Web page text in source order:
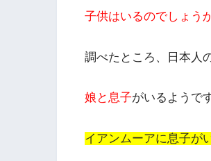
子供はいるのでしょう
調べたところ、日本人
娘と息子がいるようで
イアンムーアに息子が